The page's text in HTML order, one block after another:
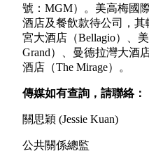
號：MGM）。美高梅國
酒店及餐飲款待公司，
宮大酒店（Bellagio）、
Grand）、曼德拉灣大酒
酒店（The Mirage）。
傳媒如有查詢，請聯絡：
關思穎 (Jessie Kuan)
公共關係總監